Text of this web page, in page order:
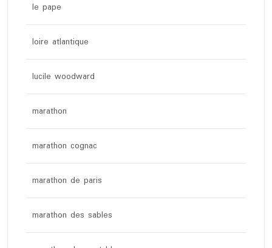
le pape
loire atlantique
lucile woodward
marathon
marathon cognac
marathon de paris
marathon des sables